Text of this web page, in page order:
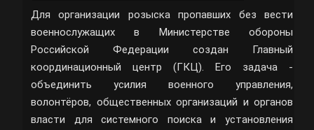
Для организации розыска пропавших без вести
военнослужащих в Министерстве обороны
Российской Федерации создан Главный
координационный центр (ГКЦ). Его задача -
объединить усилия военного управления,
волонтёров, общественных организаций и органов
власти для системного поиска и установления